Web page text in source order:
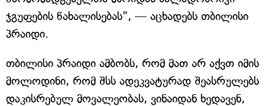
ჯგუფების წახალისებას", — აცხადებს თბილისი
პრაიდი.
თბილისი პრაიდი ამბობს, რომ მათ არ აქვთ იმის
მოლოდინი, რომ შსს ადეკვატურად შეასრულებს
დაკისრებულ მოვალეობას, ვინაიდან ხედავენ,